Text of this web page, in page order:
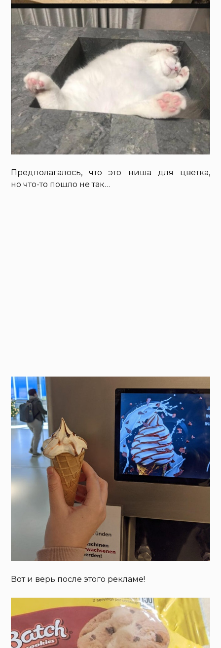
Предполагалось, что это ниша для цветка,
но что-то пошло не так…
Вот и верь после этого рекламе!